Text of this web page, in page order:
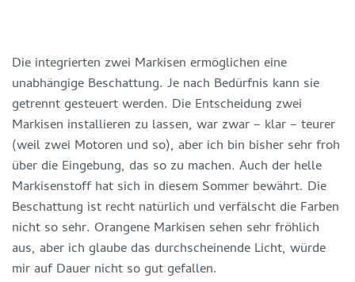
Die integrierten zwei Markisen ermöglichen eine
unabhängige Beschattung. Je nach Bedürfnis kann sie
getrennt gesteuert werden. Die Entscheidung zwei
Markisen installieren zu lassen, war zwar – klar – teurer
(weil zwei Motoren und so), aber ich bin bisher sehr froh
über die Eingebung, das so zu machen. Auch der helle
Markisenstoff hat sich in diesem Sommer bewährt. Die
Beschattung ist recht natürlich und verfälscht die Farben
nicht so sehr. Orangene Markisen sehen sehr fröhlich
aus, aber ich glaube das durchscheinende Licht, würde
mir auf Dauer nicht so gut gefallen.